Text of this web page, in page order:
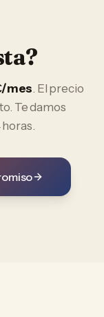
mes. El precio
Te damos